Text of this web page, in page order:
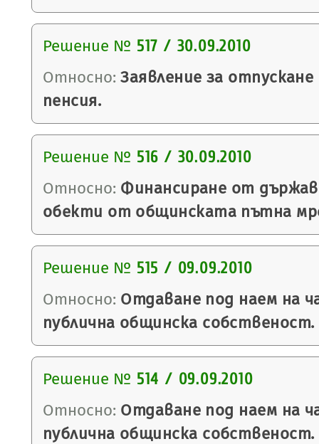
Решение № 517 / 30.09.2010
Относно: Заявление за отпускане
пенсия.
Решение № 516 / 30.09.2010
Относно: Финансиране от
обекти от общинската пътна
Решение № 515 / 09.09.2010
Относно: Отдаване под наем на
публична общинска собственост.
Решение № 514 / 09.09.2010
Относно: Отдаване под наем на
публична общинска собственост.